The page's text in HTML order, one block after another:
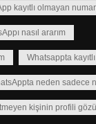
kayıtlı olmayan
nasıl ararım
Whatsappta
neden sadece
kişinin profili